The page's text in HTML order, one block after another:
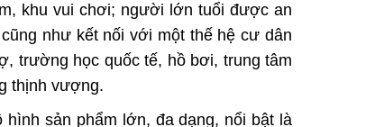
khu vui chơi; người lớn tuổi được an
như kết nối với một thế hệ cư dân
trường học quốc tế, hồ bơi, trung tâm
thịnh vượng.
sản phẩm lớn, đa dạng, nổi bật là